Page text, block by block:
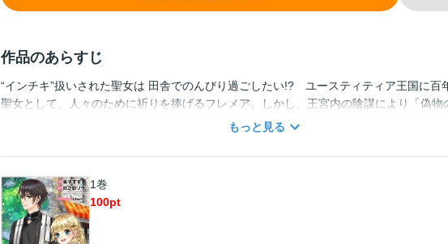
作品のあらすじ
“インチキ”扱いされた聖女は 田舎でのんびり過ごしたい!? ユースティティア王国に百
聖女として、人々のために祈りを捧げるフレメア。しかし、王宮内の陰謀により「偽物
て上げられてしまい・・・？第2回アース・スターノベル大賞入選作品、待望のコミッ
もっと見る
1巻
100pt